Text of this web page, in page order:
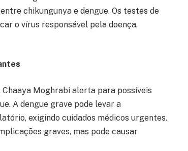
chikungunya e dengue. Os testes de
o vírus responsável pela doença,
Moghrabi alerta para possíveis
A dengue grave pode levar a
exigindo cuidados médicos urgentes.
graves, mas pode causar